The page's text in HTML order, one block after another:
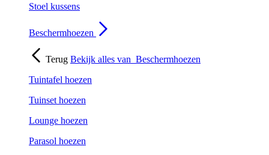
Stoel kussens
Beschermhoezen
Terug Bekijk alles van Beschermhoezen
Tuintafel hoezen
Tuinset hoezen
Lounge hoezen
Parasol hoezen